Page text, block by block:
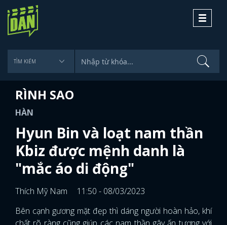
Toggle
RÌNH SAO
HÀN
Hyun Bin và loạt nam thần
Kbiz được mệnh danh là
"mắc áo di động"
Thích Mỹ Nam
11:50 - 08/03/2023
Bên cạnh gương mặt đẹp thì dáng người hoàn hảo, khí